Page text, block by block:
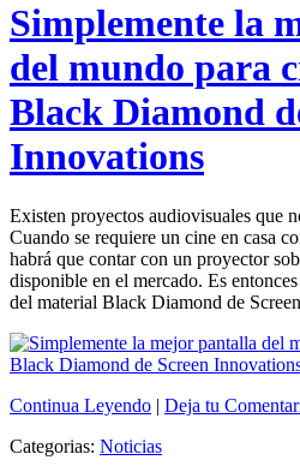
Simplemente la
del mundo para
Black Diamond
Innovations
Existen proyectos audiovisuales que
Cuando se requiere un cine en casa
habrá que contar con un proyector
disponible en el mercado. Es
del material Black Diamond de
Continua Leyendo | Deja tu
Categorias: Noticias